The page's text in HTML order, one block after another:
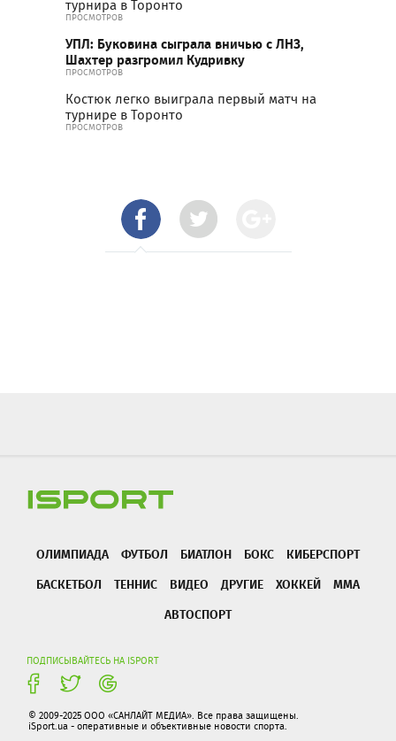
турнира в Торонто
ПРОСМОТРОВ
УПЛ: Буковина сыграла вничью с ЛНЗ,
Шахтер разгромил Кудривку
ПРОСМОТРОВ
Костюк легко выиграла первый матч на
турнире в Торонто
ПРОСМОТРОВ
ОЛИМПИАДА ФУТБОЛ БИАТЛОН БОКС
КИБЕРСПОРТ
БАСКЕТБОЛ
ТЕННИС ВИДЕО ДРУГИЕ ХОККЕЙ
ММА
АВТОСПОРТ
ПОДПИСЫВАЙТЕСЬ НА ISPORT
© 2009-2025 ООО «САНЛАЙТ МЕДИА». Все права защищены.
iSport.ua - оперативные и объективные новости спорта.